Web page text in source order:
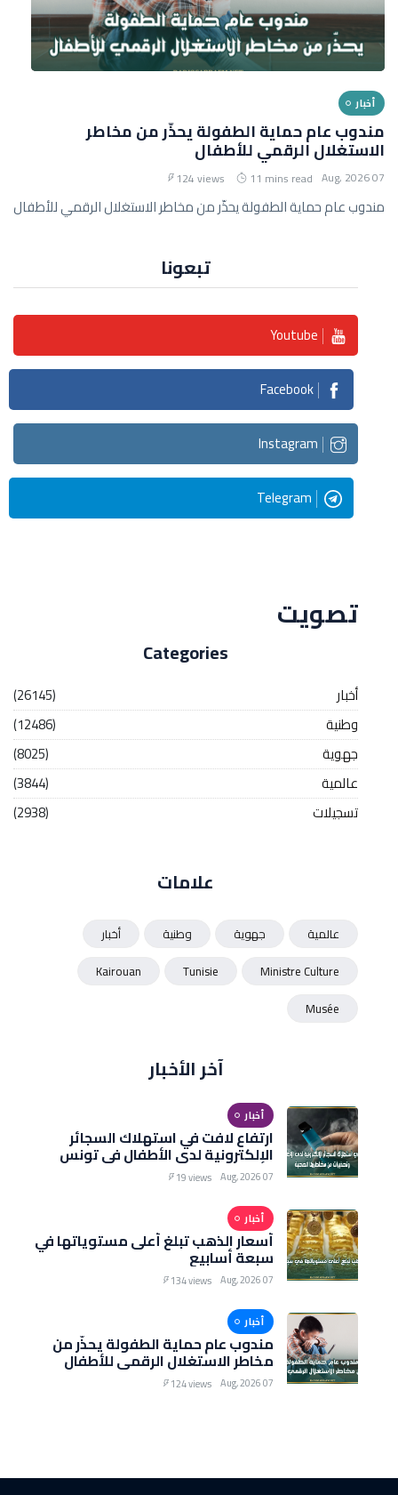
أخبار
مندوب عام حماية الطفولة يحذّر من مخاطر
الاستغلال الرقمي للأطفال
07 Aug, 2026
11 mins read
124 views
مندوب عام حماية الطفولة يحذّر من مخاطر الاستغلال الرقمي للأطفال
تبعونا
Youtube
Facebook
Instagram
Telegram
تصويت
Categories
أخبار
(26145)
وطنية
(12486)
جهوية
(8025)
عالمية
(3844)
تسجيلات
(2938)
علامات
عالمية جهوية وطنية
أخبار
Ministre Culture
Tunisie
Kairouan
Musée
آخر الأخبار
أخبار
ارتفاع لافت في استهلاك السجائر
الإلكترونية لدى الأطفال في تونس
وتحذيرات من مخاطرها الصحية
07 Aug, 2026
19 views
أخبار
أسعار الذهب تبلغ أعلى مستوياتها في
سبعة أسابيع
07 Aug, 2026
134 views
أخبار
مندوب عام حماية الطفولة يحذّر من
مخاطر الاستغلال الرقمي للأطفال
07 Aug, 2026
124 views